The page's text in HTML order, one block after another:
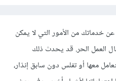
عن خدماتك من الأمور التي لا يمكن
العمل الحر. قد يحدث ذلك
معها أو تفلس دون سابق إنذار،